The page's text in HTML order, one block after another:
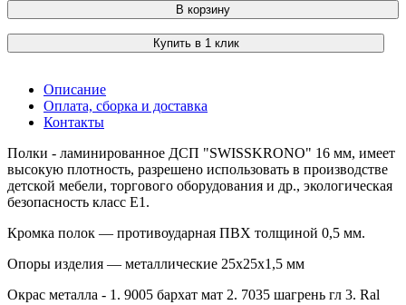
В корзину
Купить в 1 клик
Описание
Оплата, сборка и доставка
Контакты
Полки - ламинированное ДСП "SWISSKRONO" 16 мм, имеет
высокую плотность, разрешено использовать в производстве
детской мебели, торгового оборудования и др., экологическая
безопасность класс Е1.
Кромка полок — противоударная ПВХ толщиной 0,5 мм.
Опоры изделия — металлические 25х25х1,5 мм
Окрас металла - 1. 9005 бархат мат 2. 7035 шагрень гл 3. Ral